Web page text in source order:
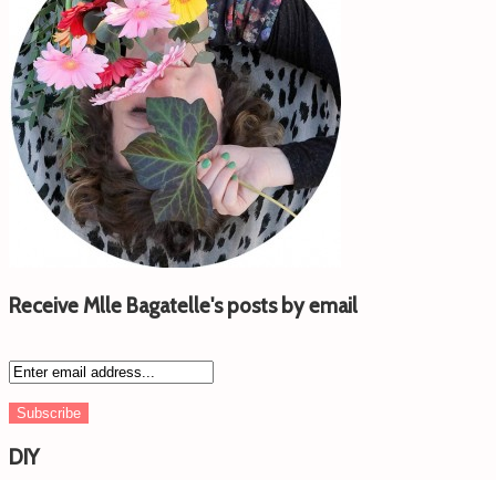
Receive Mlle Bagatelle's posts by email
DIY